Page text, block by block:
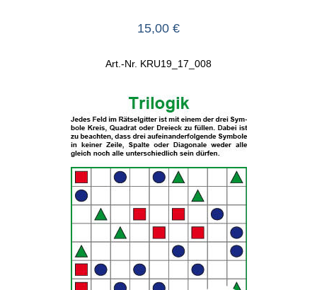
15,00 €
Art.-Nr. KRU19_17_008